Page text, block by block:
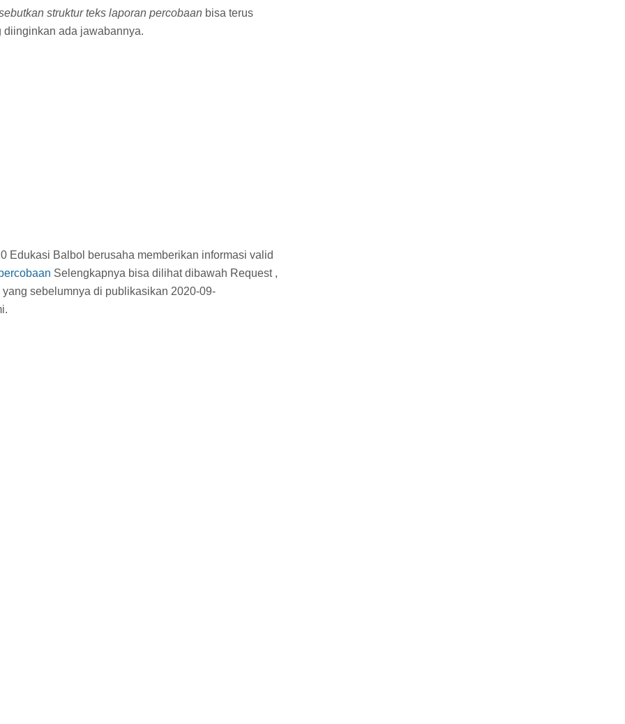
struktur teks laporan percobaan bisa terus
ada jawabannya.
Edukasi Balbol berusaha memberikan informasi valid
Selengkapnya bisa dilihat dibawah Request ,
yang sebelumnya di publikasikan 2020-09-